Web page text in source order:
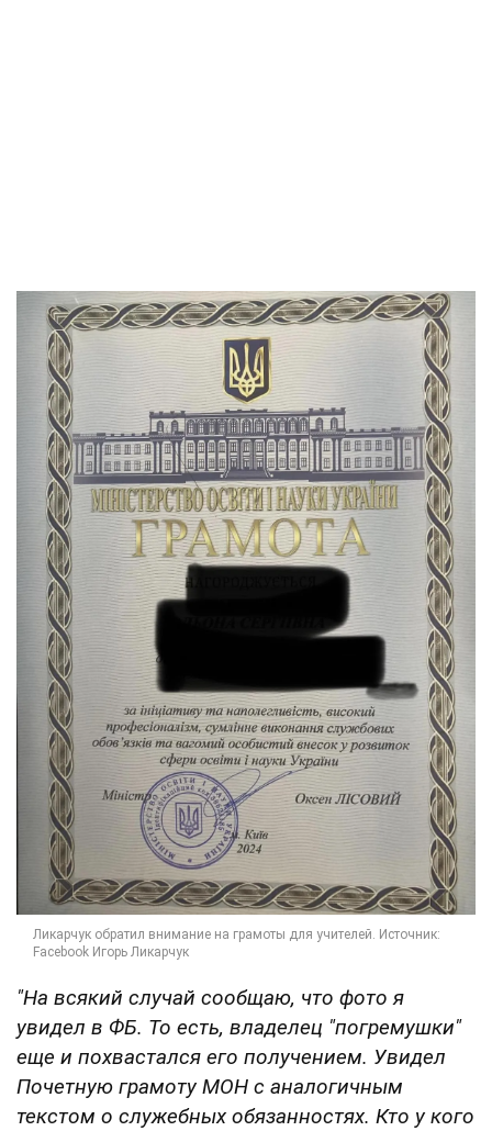
"На всякий случай сообщаю, что фото я
увидел в ФБ. То есть, владелец "погремушки"
еще и похвастался его получением. Увидел
Почетную грамоту МОН с аналогичным
текстом о служебных обязанностях. Кто у кого